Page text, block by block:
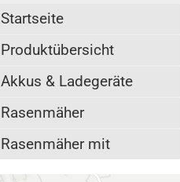
Vertikutierer / Rasenlüfter
Laubblasgeräte
Hochentaster /
Hochdruckreiniger
Startseite
Produktübersicht
Akkus & Ladegeräte
Rasenmäher
Rasenmäher mit